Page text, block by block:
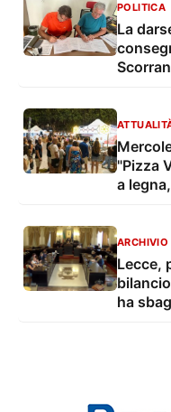
POLITICA
La
"Pizza
a
ARCHIVIO
Lecce,
ha